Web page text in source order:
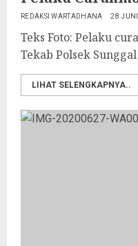
REDAKSI WARTADHANA 28
Teks Foto: Pelaku
Tekab Polsek Sunggal
LIHAT SELENGKAPNYA..